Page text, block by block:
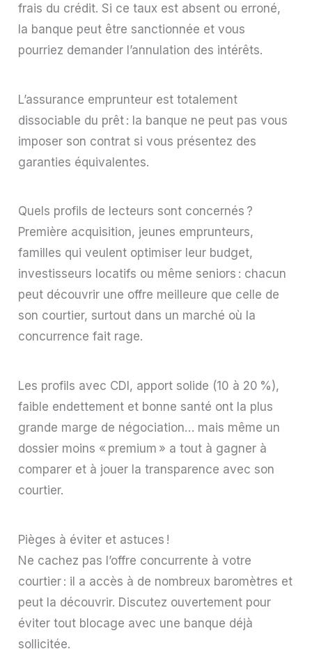
frais du crédit. Si ce taux est absent ou erroné,
la banque peut être sanctionnée et vous
pourriez demander l’annulation des intérêts.
L’assurance emprunteur est totalement
dissociable du prêt : la banque ne peut pas vous
imposer son contrat si vous présentez des
garanties équivalentes.
Quels profils de lecteurs sont concernés ?
Première acquisition, jeunes emprunteurs,
familles qui veulent optimiser leur budget,
investisseurs locatifs ou même seniors : chacun
peut découvrir une offre meilleure que celle de
son courtier, surtout dans un marché où la
concurrence fait rage.
Les profils avec CDI, apport solide (10 à 20 %),
faible endettement et bonne santé ont la plus
grande marge de négociation… mais même un
dossier moins « premium » a tout à gagner à
comparer et à jouer la transparence avec son
courtier.
Pièges à éviter et astuces !
Ne cachez pas l’offre concurrente à votre
courtier : il a accès à de nombreux baromètres et
peut la découvrir. Discutez ouvertement pour
éviter tout blocage avec une banque déjà
sollicitée.